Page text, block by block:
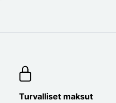
Turvalliset maksut